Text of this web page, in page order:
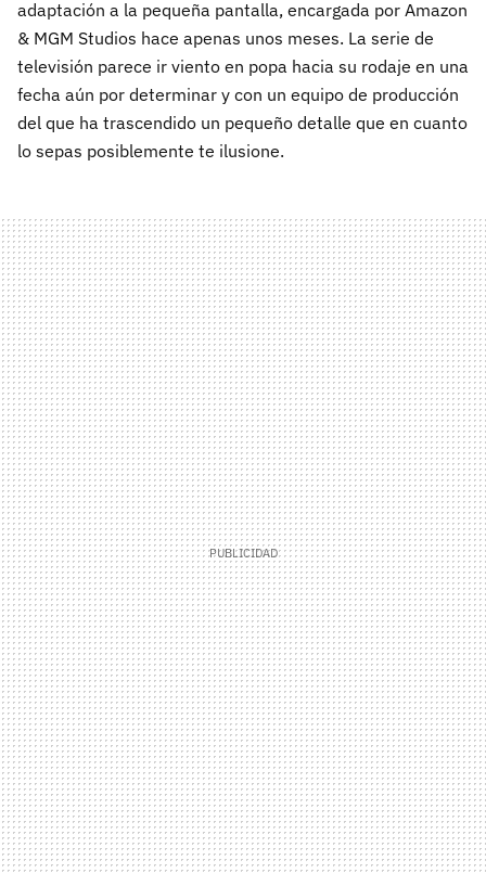
adaptación a la pequeña pantalla, encargada por Amazon
& MGM Studios hace apenas unos meses. La serie de
televisión parece ir viento en popa hacia su rodaje en una
fecha aún por determinar y con un equipo de producción
del que ha trascendido un pequeño detalle que en cuanto
lo sepas posiblemente te ilusione.